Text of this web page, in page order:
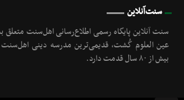
سنت‌آنلاین
سنت آنلاین پایگاه رسمی اطلاع‌رسانی اهل‌سنت متعلق
عین العلوم گُشت, قدیمی‌ترین مدرسه دینی
بیش از ۸۰ سال قدمت دارد.